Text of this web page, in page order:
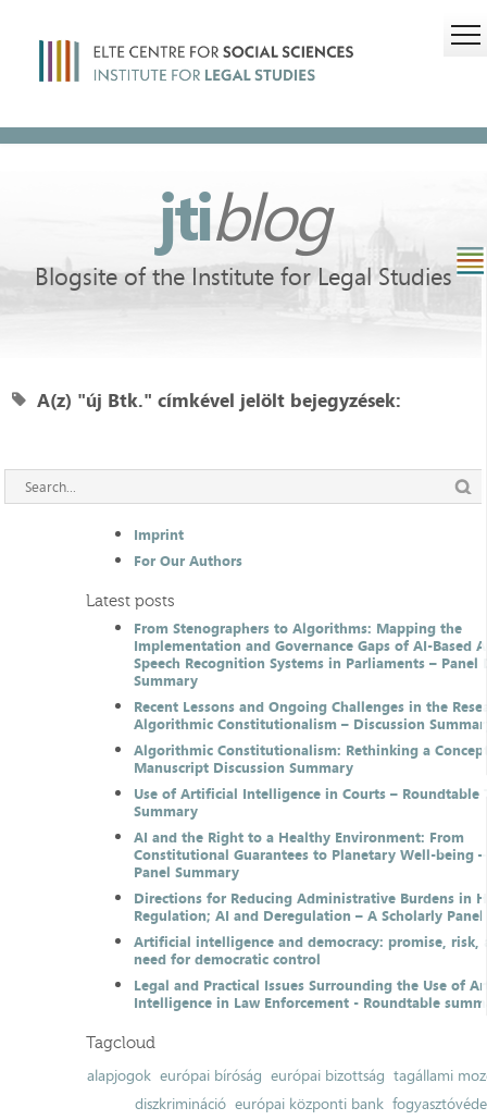
jtiblog
Blogsite of the Institute for Legal Studies
A(z) "új Btk." címkével jelölt bejegyzések:
Imprint
For Our Authors
Latest posts
From Stenographers to Algorithms: Mapping the
Implementation and Governance Gaps of AI-Based
Speech Recognition Systems in Parliaments – Panel
Summary
Recent Lessons and Ongoing Challenges in the
Algorithmic Constitutionalism – Discussion
Algorithmic Constitutionalism: Rethinking a
Manuscript Discussion Summary
Use of Artificial Intelligence in Courts – Roundtable
Summary
AI and the Right to a Healthy Environment: From
Constitutional Guarantees to Planetary Well-being
Panel Summary
Directions for Reducing Administrative Burdens in
Regulation; AI and Deregulation – A Scholarly
Artificial intelligence and democracy: promise, risk,
need for democratic control
Legal and Practical Issues Surrounding the Use of
Intelligence in Law Enforcement - Roundtable
Tagcloud
alapjogok európai bíróság európai bizottság tagállami
diszkrimináció európai központi bank